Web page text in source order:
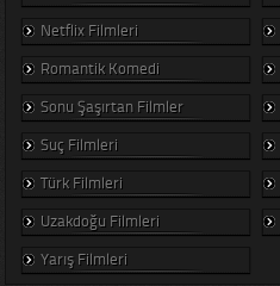
Netflix Filmleri
Romantik Komedi
Sonu Şaşırtan Filmler
Suç Filmleri
Türk Filmleri
Uzakdoğu Filmleri
Yarış Filmleri